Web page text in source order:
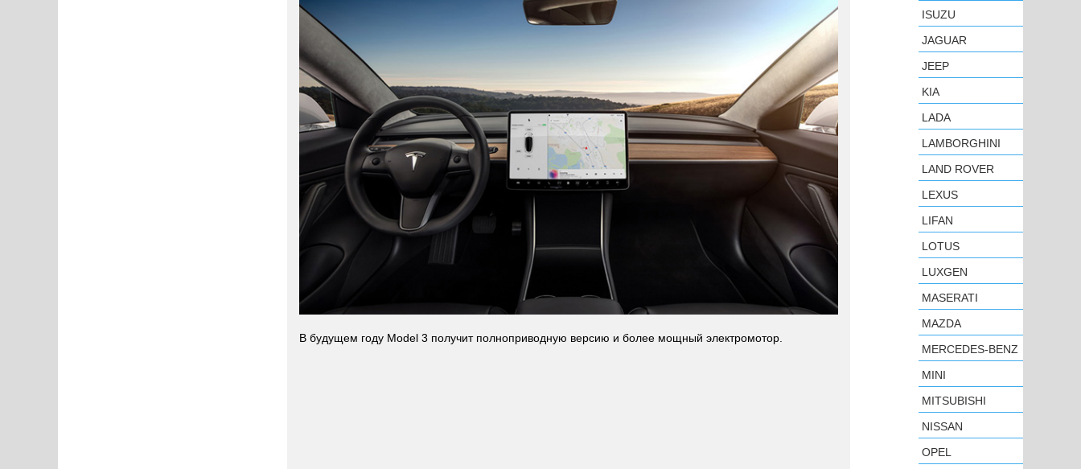
В будущем году Model 3 получит полноприводную версию и более мощный электромотор.
ISUZU
JAGUAR
JEEP
KIA
LADA
LAMBORGHINI
LAND ROVER
LEXUS
LIFAN
LOTUS
LUXGEN
MASERATI
MAZDA
MERCEDES-BENZ
MINI
MITSUBISHI
NISSAN
OPEL